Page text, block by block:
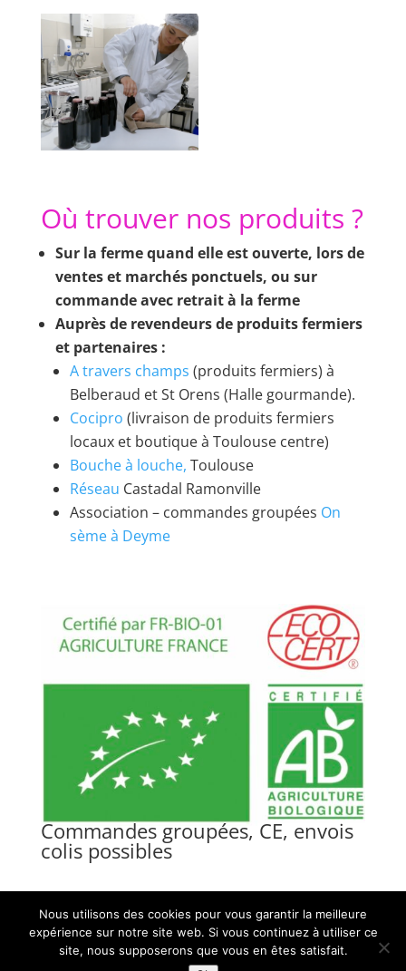
Où trouver nos produits ?
Sur la ferme quand elle est ouverte, lors de
ventes et marchésponctuels, ou sur
commande avec retrait à la ferme
Auprès de revendeurs de produits fermiers
et partenaires :
A travers champs (produits fermiers) à
Belberaud et St Orens (Halle gourmande).
Cocipro (livraison de produits fermiers
locaux et boutique à Toulouse centre)
Bouche à louche, Toulouse
Réseau Castadal Ramonville
Association – commandes groupées On
sème à Deyme
Commandes groupées, CE, envois
colis possibles
Nous utilisons des cookies pour vous garantir la meilleure
expérience sur notre site web. Si vous continuez à utiliser ce
site, nous supposerons que vous en êtes satisfait.